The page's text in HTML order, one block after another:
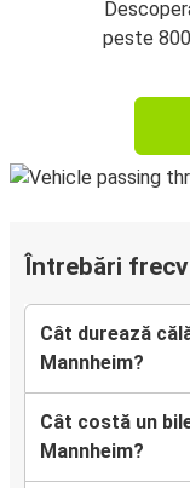
peste
Întrebări
Cât durează
Mannheim?
Cât costă un
Mannheim?